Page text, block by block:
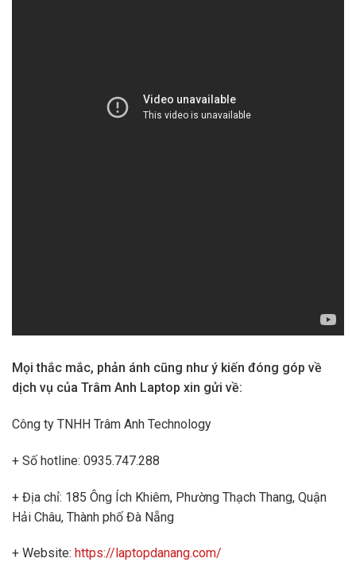
Mọi thắc mắc, phản ánh cũng như ý kiến đóng góp về
dịch vụ của Trâm Anh Laptop xin gửi về:
Công ty TNHH Trâm Anh Technology
+ Số hotline: 0935.747.288
+ Địa chỉ: 185 Ông Ích Khiêm, Phường Thạch Thang, Quận
Hải Châu, Thành phố Đà Nẵng
+ Website: https://laptopdanang.com/